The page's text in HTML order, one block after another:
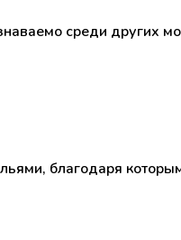
среди других
благодаря